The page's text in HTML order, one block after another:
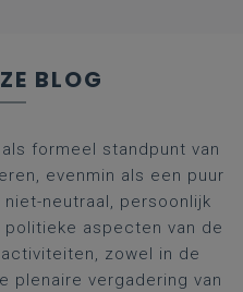
BLOG
formeel standpunt van
evenmin als een puur
neutraal, persoonlijk
aspecten van de
zowel in de
plenaire vergadering van